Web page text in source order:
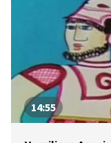
14:55